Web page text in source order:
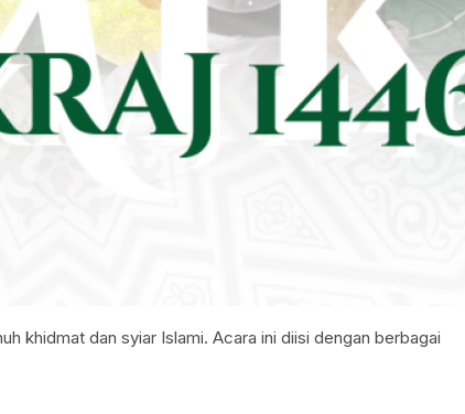
khidmat dan syiar Islami. Acara ini diisi dengan berbagai